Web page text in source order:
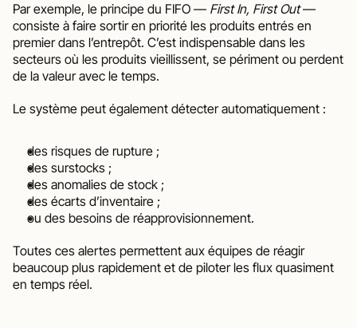
Par exemple, le principe du FIFO — First In, First Out —
consiste à faire sortir en priorité les produits entrés en
premier dans l’entrepôt. C’est indispensable dans les
secteurs où les produits vieillissent, se périment ou perdent
de la valeur avec le temps.
Le système peut également détecter automatiquement :
des risques de rupture ;
des surstocks ;
des anomalies de stock ;
des écarts d’inventaire ;
ou des besoins de réapprovisionnement.
Toutes ces alertes permettent aux équipes de réagir
beaucoup plus rapidement et de piloter les flux quasiment
en temps réel.